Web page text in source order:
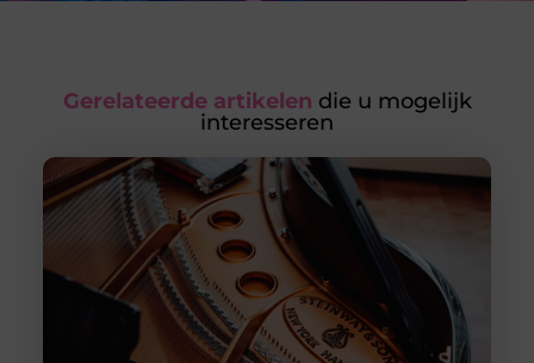
Gerelateerde artikelen die u mogelijk
interesseren